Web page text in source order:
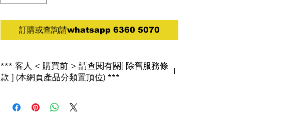
訂購或查詢請whatsapp 6360 5070
*** 客人 < 購買前 > 請查閱有關[ 除舊服務條
款 ] (本網頁產品分類置頂位) ***
產者責任計劃」 , 如消費者欲棄置屬相同類別的舊電器,將